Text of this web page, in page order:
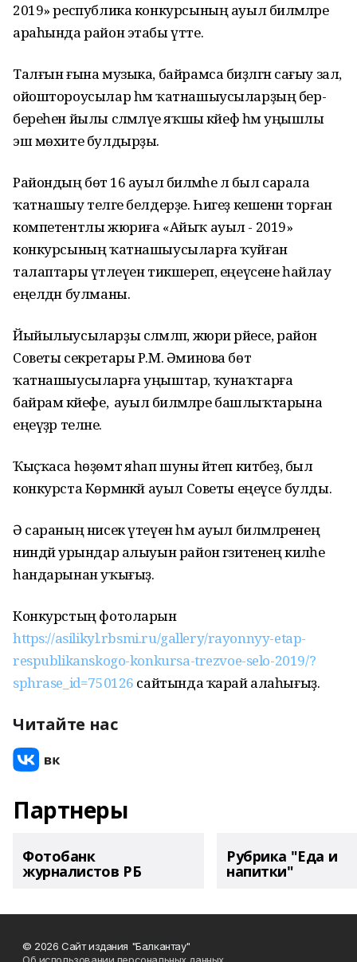
2019» республика конкурсының ауыл биләмәләре
араһында район этабы үтте.
Талғын ғына музыка, байрамса биҙәлгән сағыу зал,
ойоштороусылар һәм ҡатнашыусыларҙың бер-
береһен йылы сәләмләүе яҡшы кәйеф һәм уңышлы
эш мөхите булдырҙы.
Райондың бөтә 16 ауыл биләмәһе лә был сарала
ҡатнашыу теләге белдерҙе. Һигеҙ кешенән торған
компетентлы жюриға «Айыҡ ауыл - 2019»
конкурсының ҡатнашыусыларға ҡуйған
талаптары үтәлеүен тикшереп, еңеүсене һайлау
еңелдән булманы.
Йыйылыусыларҙы сәләмләп, жюри рәйесе, район
Советы секретары Р.М. Әминова бөтә
ҡатнашыусыларға уңыштар, ҡунаҡтарға
байрам кәйефе, ә ауыл биләмәләре башлыҡтарына
еңеүҙәр теләне.
Ҡыҫҡаса һөҙөмтә яһап шуны әйтеп китәбеҙ, был
конкурста Көрмәнкәй ауыл Советы еңеүсе булды.
Ә сараның нисек үтеүен һәм ауыл биләмәләренең
ниндәй урындар алыуын район гәзитенең киләһе
һандарынан уҡығыҙ.
Конкурстың фотоларын
https://asilikyl.rbsmi.ru/gallery/rayonnyy-etap-
respublikanskogo-konkursa-trezvoe-selo-2019/?
sphrase_id=750126 сайтында ҡарай алаһығыҙ.
Читайте нас
Партнеры
Фотобанк
журналистов РБ
Рубрика "Еда и
напитки"
© 2026 Сайт издания "Балкантау"